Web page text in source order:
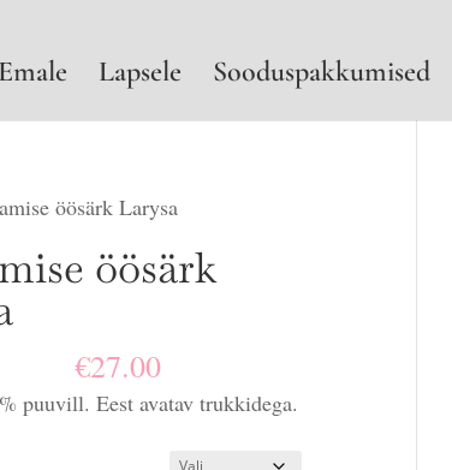
Emale Lapsele Sooduspakkumised
öösärk Larysa
öösärk
€27.00
puuvill. Eest avatav trukkidega.